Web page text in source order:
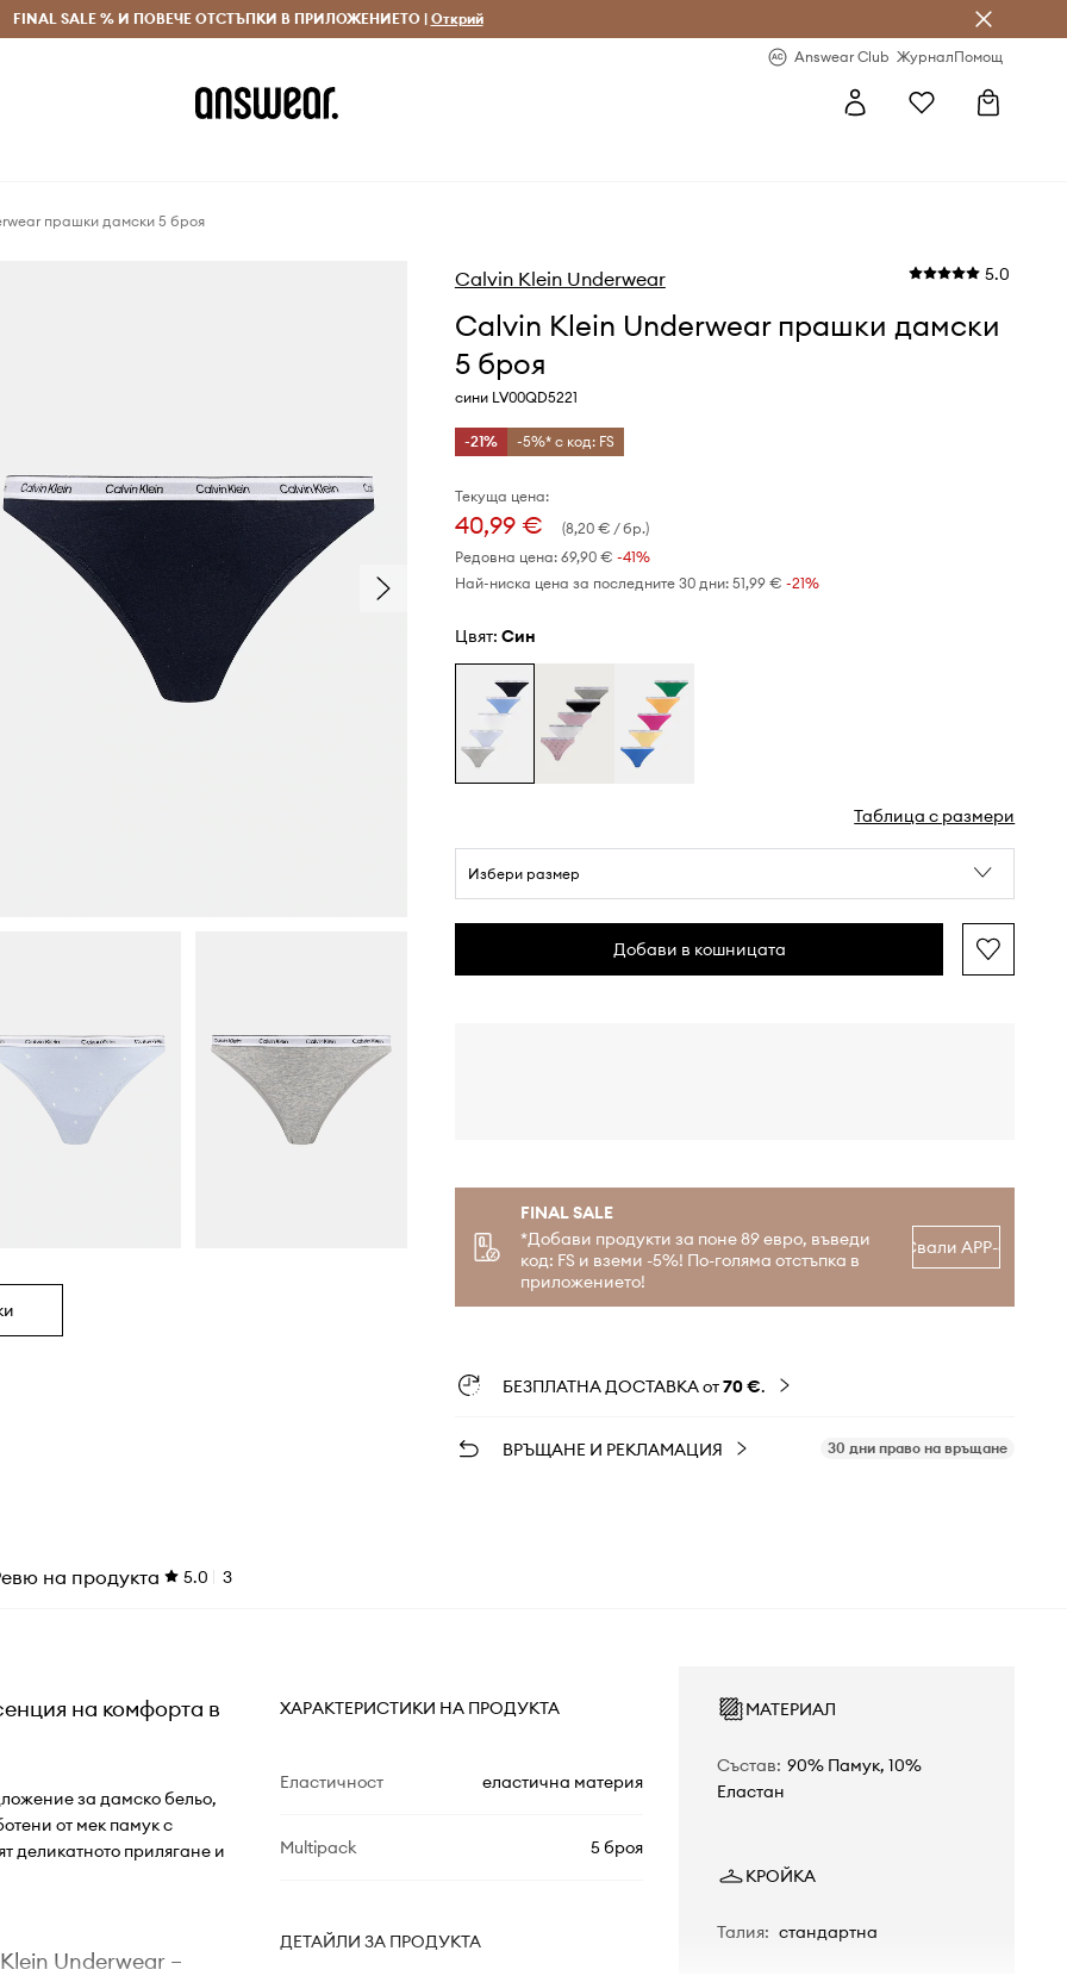
и връщане за поръчки над 70 EUR Доставка 1-5 дни
FINAL SALE % И ПОВЕЧЕ ОТСТЪПКИ В ПРИЛОЖЕНИЕТО | Открий
Answear Club ЖурналПомощ
прашки дамски 5 броя
Calvin Klein Underwear 5.0
Calvin Klein Underwear прашки дамски
5 броя
сини LV00QD5221
-21% -5%* с код: FS
Текуща цена:
40,99 €
(8,20 € / бр.)
Редовна цена: 69,90 € -41%
Най-ниска цена за последните 30 дни: 51,99 € -21%
Цвят: син
Таблица с размери
Избери размер
Добави в кошницата
FINAL SALE
*Добави продукти за поне 89 евро, въведи
код: FS и вземи -5%! По-голяма отстъпка в
приложението!
Свали APP-а
БЕЗПЛАТНА ДОСТАВКА от70 €.
ВРЪЩАНЕ И РЕКЛАМАЦИЯ 30 дни право на връщане
на продукта 5.0 3
на комфорта в
за дамско бельо,
от мек памук с
деликатното прилягане и
Underwear –
ХАРАКТЕРИСТИКИ НА ПРОДУКТА
Еластичност еластична материя
Multipack 5 броя
ДЕТАЙЛИ ЗА ПРОДУКТА
МАТЕРИАЛ
Състав: 90% Памук, 10%
Еластан
КРОЙКА
Талия: стандартна